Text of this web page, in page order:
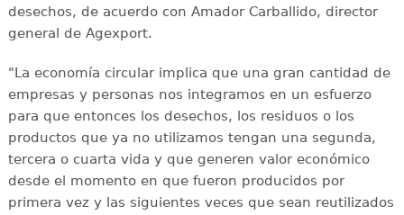
desechos, de acuerdo con Amador Carballido, director
general de Agexport.
"La economía circular implica que una gran cantidad de
empresas y personas nos integramos en un esfuerzo
para que entonces los desechos, los residuos o los
productos que ya no utilizamos tengan una segunda,
tercera o cuarta vida y que generen valor económico
desde el momento en que fueron producidos por
primera vez y las siguientes veces que sean reutilizados